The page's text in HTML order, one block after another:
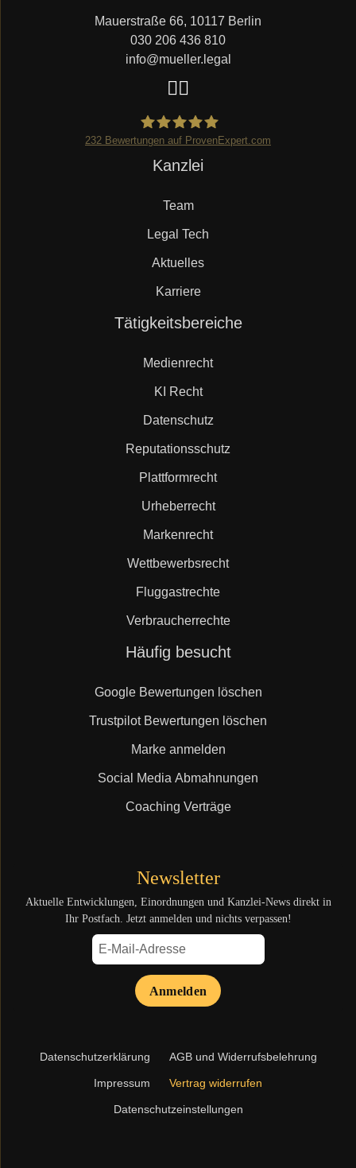
Mauerstraße 66, 10117 Berlin
030 206 436 810
info@mueller.legal
Mueller.legal
232 Bewertungen auf ProvenExpert.com
Kanzlei
Team
Legal Tech
Aktuelles
Karriere
Tätigkeitsbereiche
Medienrecht
KI Recht
Datenschutz
Reputationsschutz
Plattformrecht
Urheberrecht
Markenrecht
Wettbewerbsrecht
Fluggastrechte
Verbraucherrechte
Häufig besucht
Google Bewertungen löschen
Trustpilot Bewertungen löschen
Marke anmelden
Social Media Abmahnungen
Coaching Verträge
Newsletter
Aktuelle Entwicklungen, Einordnungen und Kanzlei-News direkt in
Ihr Postfach. Jetzt anmelden und nichts verpassen!
Anmelden
Navigation
Datenschutzerklärung AGB und Widerrufsbelehrung
Impressum Vertrag widerrufen
Datenschutzeinstellungen